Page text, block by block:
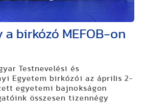
birkózó MEFOB-on
Testnevelési és
Egyetem birkózói az április 2-
egyetemi bajnokságon
összesen tizennégy